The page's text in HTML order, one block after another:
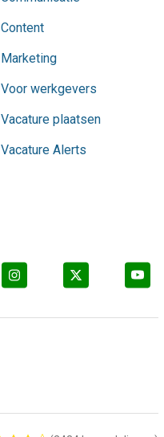
Content
Marketing
Voor werkgevers
Vacature plaatsen
Vacature Alerts